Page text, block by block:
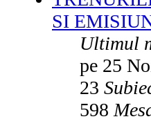
SI
Ultimul
pe 25
23
598